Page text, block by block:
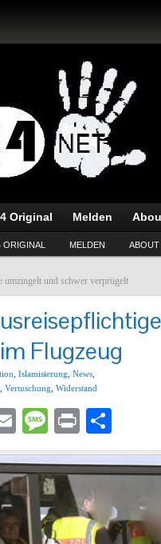
Original Melden
MELDEN ABOUT
und schwer verprügelt
Flugzeug
Islamisierung News
Vertuschung Widerstand
EmailMessage
Print